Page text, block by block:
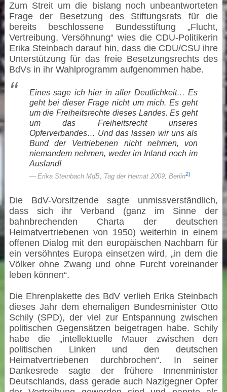
Zum Streit um die bislang noch unbeantworteten
Frage der Besetzung des Stiftungsrats für die
bereits beschlossene Bundesstiftung „Flucht,
Vertreibung, Versöhnung“ wies die CDU-Politikerin
Erika Steinbach darauf hin, dass die CDU/CSU ihre
Unterstützung für das freie Besetzungsrechts des
BdVs in ihr Wahlprogramm aufgenommen habe.
Eines sage ich hier in aller Deutlichkeit… Es
geht bei dieser Frage nicht um mich. Es geht
um die Freiheitsrechte dieses Landes. Es geht
um das Freiheitsrecht unseres
Opferverbandes… Und das lassen wir uns als
Bund der Vertriebenen nicht nehmen, von
niemandem nehmen, weder im Inland noch im
Ausland!
Erika Steinbach MdB, Tag der Heimat 2009, Berlin2)
Die BdV-Vorsitzende sagte unmissverständlich,
dass sich ihr Verband (ganz im Sinne der
bahnbrechenden Charta der deutschen
Heimatvertriebenen von 1950) weiterhin in einem
offenen Dialog mit den europäischen Nachbarn für
ein versöhntes Europa einsetzen wird, „in dem die
Völker ohne Zwang und ohne Furcht voreinander
leben können“.
Die Ehrenplakette des BdV verlieh Erika Steinbach
dieses Jahr dem ehemaligen Bundesminister Otto
Schily (SPD), der viel zur Entspannung zwischen
politischen Gegensätzen beigetragen habe. Schily
habe die „intellektuelle Mauer zwischen den
politischen Linken und den deutschen
Heimatvertriebenen durchbrochen“. In seiner
Dankesrede sagte der frühere Innenminister
Deutschlands, dass gerade auch Nazigegner Opfer